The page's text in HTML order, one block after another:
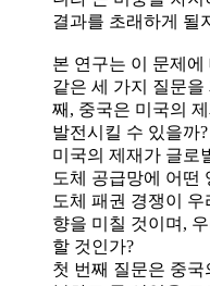
결과를 초래하게 될
본 연구는 이 문제
같은 세 가지 질문
째, 중국은 미국의
발전시킬 수 있을까
미국의 제재가 글로
도체 공급망에 어떤
도체 패권 경쟁이
향을 미칠 것이며,
할 것인가?
첫 번째 질문은 중